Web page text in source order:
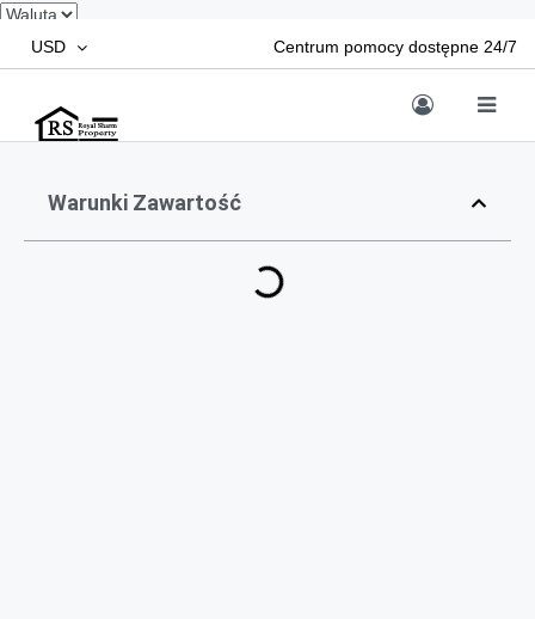
USD Centrum pomocy dostępne 24/7
Warunki Zawartość